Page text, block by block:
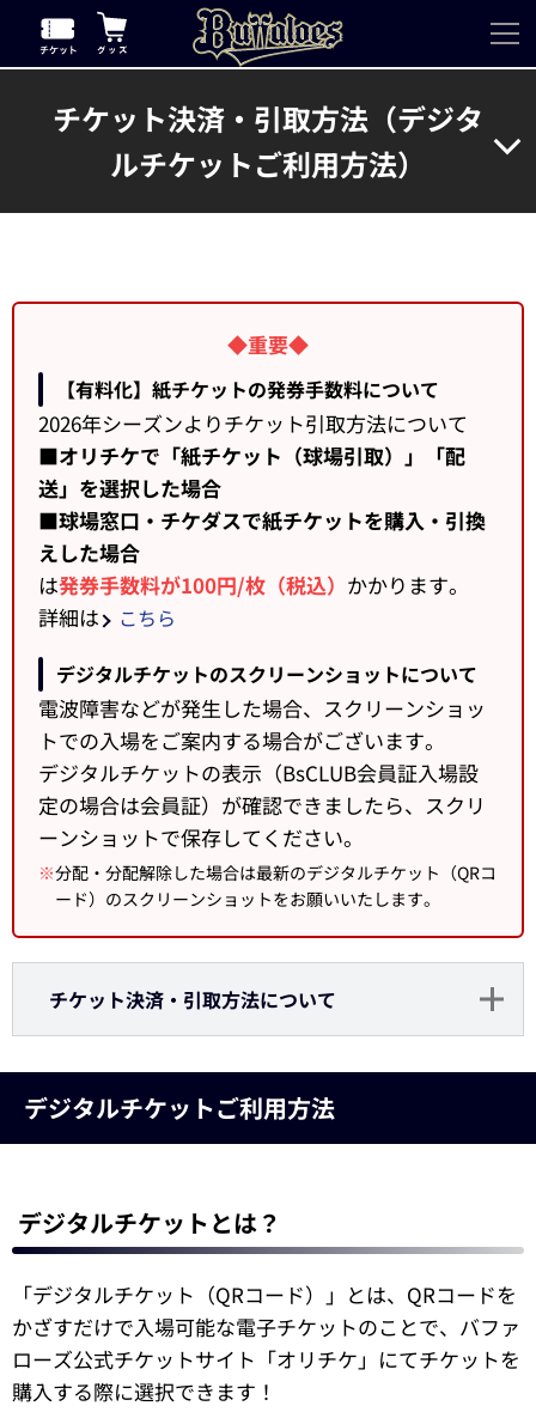
チケット決済・引取方法（デジタ
ルチケットご利用方法）
◆重要◆
【有料化】紙チケットの発券手数料について
2026年シーズンよりチケット引取方法について
■オリチケで「紙チケット（球場引取）」「配
送」を選択した場合
■球場窓口・チケダスで紙チケットを購入・引換
えした場合
は発券手数料が100円/枚（税込） かかります。
詳細は
こちら
デジタルチケットのスクリーンショットについて
電波障害などが発生した場合、スクリーンショッ
トでの入場をご案内する場合がございます。
デジタルチケットの表示（BsCLUB会員証入場設
定の場合は会員証）が確認できましたら、スクリ
ーンショットで保存してください。
※分配・分配解除した場合は最新のデジタルチケット（QRコ
ード）のスクリーンショットをお願いいたします。
チケット決済・引取方法について
デジタルチケットご利用方法
デジタルチケットとは？
「デジタルチケット（QRコード）」とは、QRコードを
かざすだけで入場可能な電子チケットのことで、バファ
ローズ公式チケットサイト「オリチケ」にてチケットを
購入する際に選択できます！